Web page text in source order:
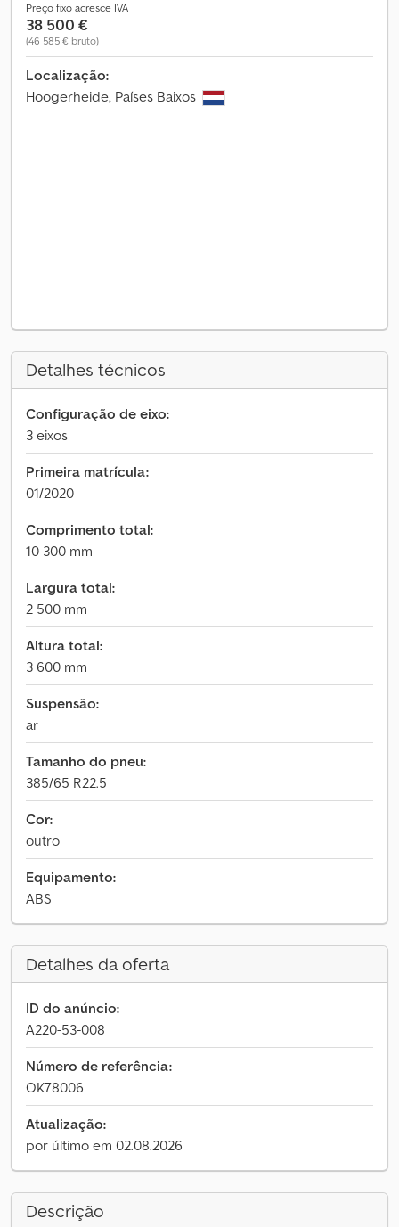
Preço fixo acresce IVA
38 500 €
(46 585 € bruto)
Localização:
Hoogerheide, Países Baixos
Detalhes técnicos
Configuração de eixo:
3 eixos
Primeira matrícula:
01/2020
Comprimento total:
10 300 mm
Largura total:
2 500 mm
Altura total:
3 600 mm
Suspensão:
ar
Tamanho do pneu:
385/65 R22.5
Cor:
outro
Equipamento:
ABS
Detalhes da oferta
ID do anúncio:
A220-53-008
Número de referência:
OK78006
Atualização:
por último em 02.08.2026
Descrição